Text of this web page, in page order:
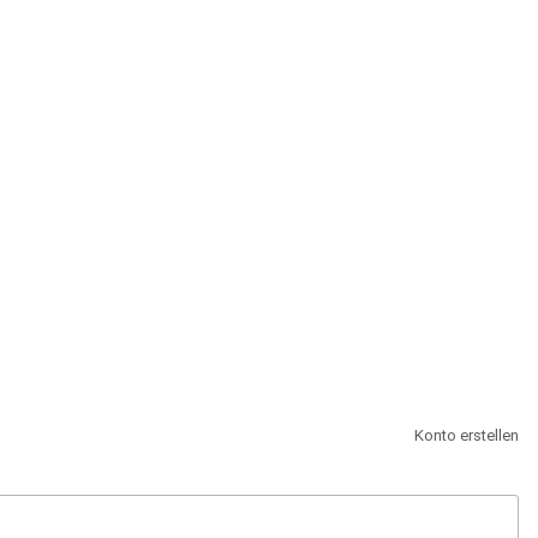
Konto erstellen